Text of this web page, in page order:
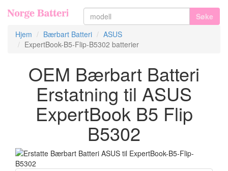
Søke
Hjem
Bærbart Batteri
ASUS
ExpertBook-B5-Flip-B5302 batterier
OEM Bærbart Batteri
Erstatning til ASUS
ExpertBook B5 Flip
B5302